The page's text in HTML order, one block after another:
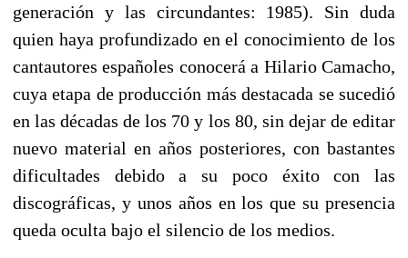
generación y las circundantes: 1985). Sin duda
quien haya profundizado en el conocimiento de los
cantautores españoles conocerá a Hilario Camacho,
cuya etapa de producción más destacada se sucedió
en las décadas de los 70 y los 80, sin dejar de editar
nuevo material en años posteriores, con bastantes
dificultades debido a su poco éxito con las
discográficas, y unos años en los que su presencia
queda oculta bajo el silencio de los medios.